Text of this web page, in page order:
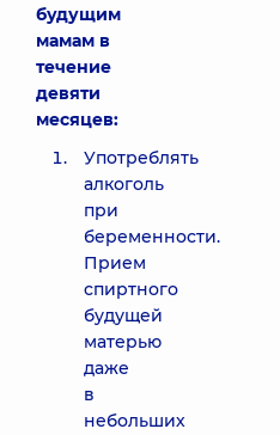
будущим
мамам в
течение
девяти
месяцев:
Употреблять
алкоголь
при
беременности.
Прием
спиртного
будущей
матерью
даже
в
небольших